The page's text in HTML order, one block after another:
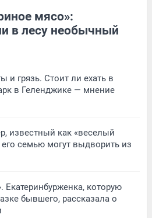
мясо»:
в лесу необычный
и грязь. Стоит ли ехать в
в Геленджике — мнение
известный как «веселый
семью могут выдворить из
которую
бывшего, рассказала о